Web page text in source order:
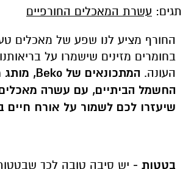
תגים: עשרת המאכלים החורפיים
החורף מציע לנו שפע של מאכלים
בחומרים מזינים שישמרו על
העונה. המתכונאים של Beko, מותג
החשמל הביתיים, עם עשרה מאכלים
שיעזרו לכם לשמור על אורח חיים
בטטות - יש סיבה טובה לכך